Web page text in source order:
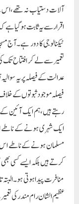
آلات دستیاب نہ تھے،اس
اقرار سے یہ ثابت ہوگیا ہے
ٹیکنالوجی کا دور ہے۔آج
تعمیر سے لے کر افتتاح
عدالت کے فیصلہ پر یہ
فیصلہ موجود ثبوتوں کے
رہتے ہیں،ہم ایک آئین
ایک شہری ہونے کے ناطے اس
مسلمان ہونے کے ناطے اس
کرتے ہیں بلکہ ایسے کسی
منافرت پیدا ہوتی
عظیم الشان رام مندر کی